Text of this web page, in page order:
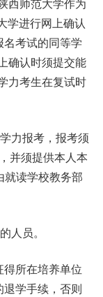
西师范大学作为
学进行网上确认
考试的同等学
确认时须提交能
力考生在复试时
力报考，报考须
须提供本人本
就读学校教务部
人员。
所在培养单位
学手续，否则